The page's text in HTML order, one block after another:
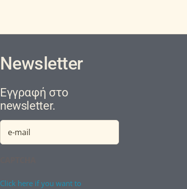
Newsletter
Εγγραφή στο
newsletter.
(Required)
Click here if you want to